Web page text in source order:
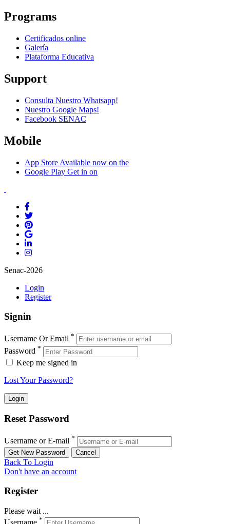
Programs
Certificados online
Galería
Plataforma Educativa
Support
Consulta Nuestro Whatsapp!
Nuestro Google Maps!
Facebook SENAC
Mobile
App Store Available now on the
Google Play Get in on
Senac-2026
Login
Register
Signin
Username Or Email *
Password *
Keep me signed in
Lost Your Password?
Reset Password
Username or E-mail *
Back To Login
Don't have an account
Register
Please wait ...
*